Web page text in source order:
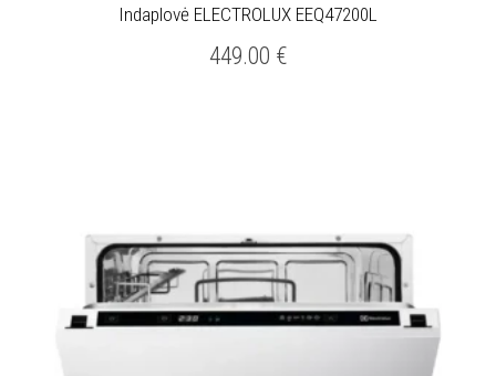
Indaplovė ELECTROLUX EEQ47200L
449.00 €